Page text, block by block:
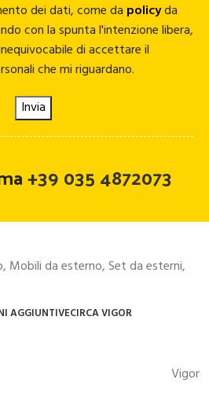
dei dati, come da policyda
con la spunta l'intenzione libera,
di accettare il
che mi riguardano.
+39 035 4872073
, Mobili da esterno,Set da esterni,
AGGIUNTIVECIRCA VIGOR
Vigor